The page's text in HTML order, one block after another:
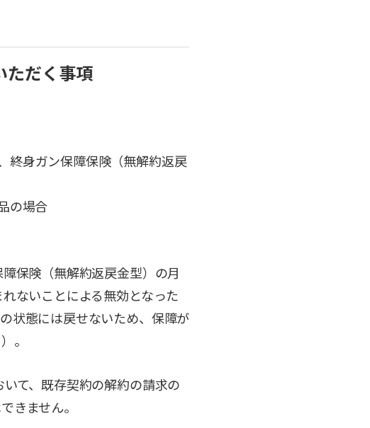
ただく事項
終身ガン保障保険（無解約返戻
の場合
保険（無解約返戻金型）の月
ないことによる無効となった
状態には戻せないため、保障が
。
て、既存契約の解約の請求の
きません。